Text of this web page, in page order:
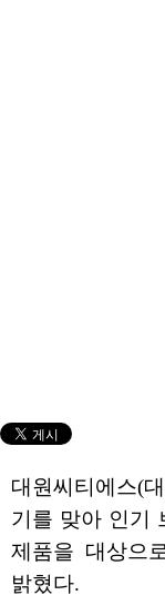
대원씨티에스(
기를 맞아 인기
제품을 대상으
밝혔다.